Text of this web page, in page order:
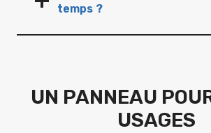
temps ?
UN PANNEAU
USAGES